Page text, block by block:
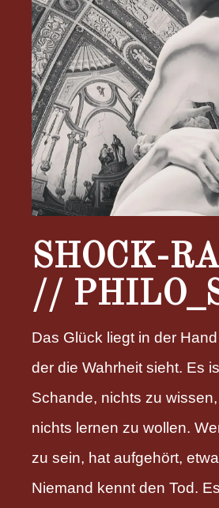
SHOCK-
//
Das Glück liegt in der
der die Wahrheit sieht. Es
Schande, nichts zu
nichts lernen zu wollen.
zu sein, hat aufgehört,
Niemand kennt den Tod.